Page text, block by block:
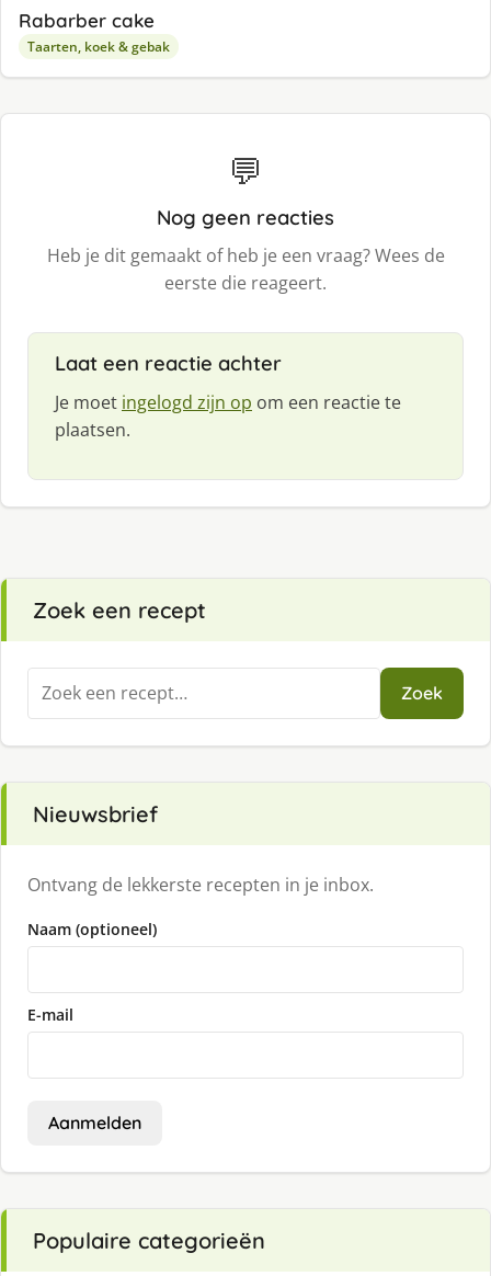
Rabarber cake
Taarten, koek & gebak
💬
Nog geen reacties
Heb je dit gemaakt of heb je een vraag? Wees de
eerste die reageert.
Laat een reactie achter
Je moet ingelogd zijn op om een reactie te
plaatsen.
Zoek een recept
Zoeken
naar:
Zoek
Nieuwsbrief
Ontvang de lekkerste recepten in je inbox.
Naam (optioneel)
E-mail
Aanmelden
Populaire categorieën